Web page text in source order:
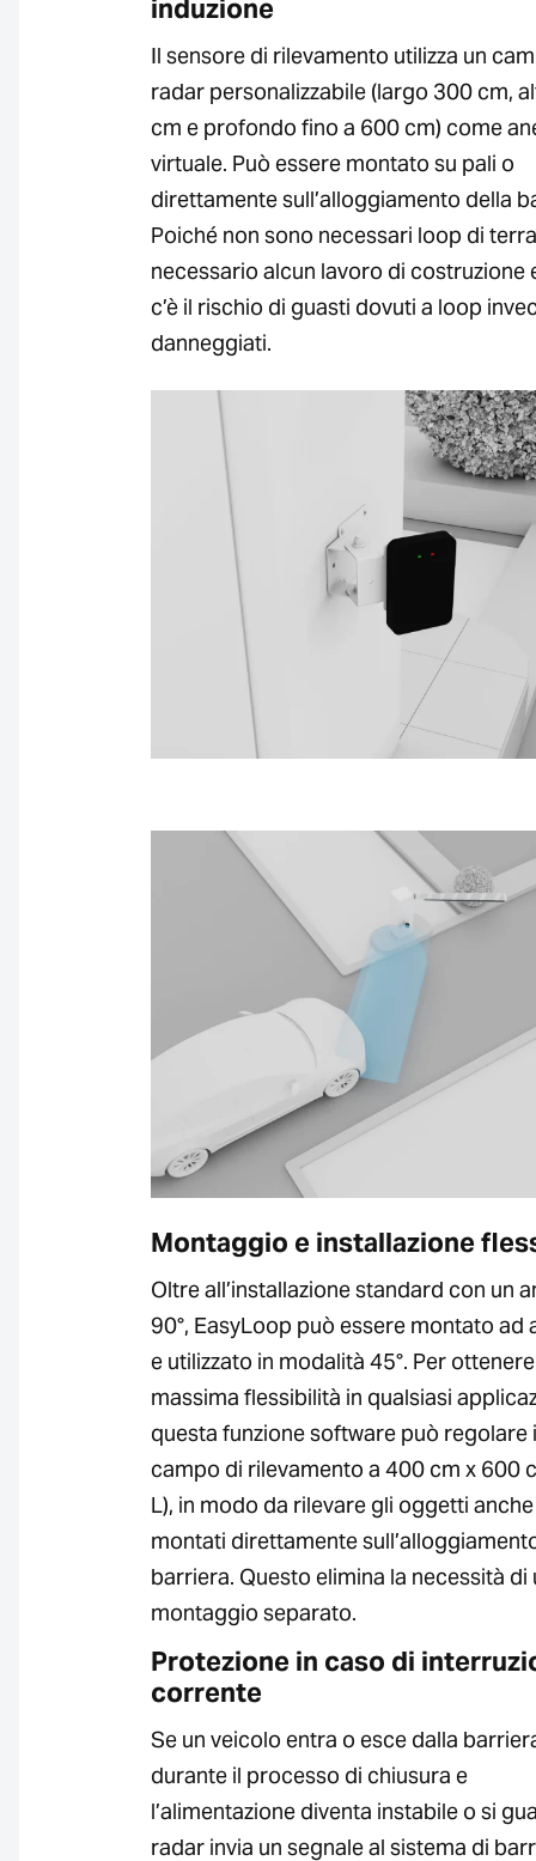
induzione
Il sensore di rilevamento utilizza un
radar personalizzabile (largo 300 cm,
cm e profondo fino a 600 cm) come
virtuale. Può essere montato su pali o
direttamente sull’alloggiamento della
Poiché non sono necessari loop di
necessario alcun lavoro di costruzione
c’è il rischio di guasti dovuti a loop
danneggiati.
Montaggio e installazione
Oltre all’installazione standard con un
90°, EasyLoop può essere montato ad
e utilizzato in modalità 45°. Per
massima flessibilità in qualsiasi
questa funzione software può regolare
campo di rilevamento a 400 cm x 600
L), in modo da rilevare gli oggetti
montati direttamente
barriera. Questo elimina la necessità di
montaggio separato.
Protezione in caso di
corrente
Se un veicolo entra o esce dalla
durante il processo di chiusura e
l’alimentazione diventa instabile o si
radar invia un segnale al sistema di